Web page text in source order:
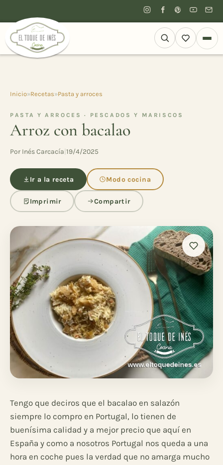
Inicio»Recetas»Pasta y arroces
PASTA Y ARROCES · PESCADOS Y MARISCOS
Arroz con bacalao
Por Inés Carcacía 19/4/2025
Ir a la receta Modo cocina
Imprimir Compartir
Tengo que deciros que el bacalao en salazón
siempre lo compro en Portugal, lo tienen de
buenísima calidad y a mejor precio que aquí en
España y como a nosotros Portugal nos queda a una
hora en coche pues la verdad que no amarga mucho